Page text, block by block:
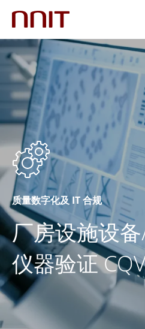
您的行业
解决方案
行业洞察
投资者关系与新闻
加入我们
关于我们
质量数字化及 IT 合规
厂房设施设
仪器验证